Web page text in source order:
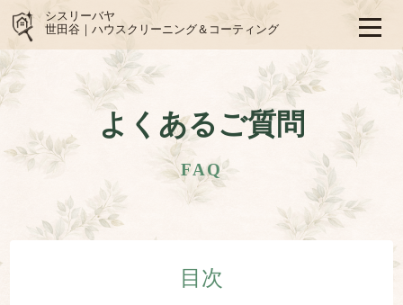
シスリーバヤ
世田谷｜ハウスクリーニング＆コーティング
よくあるご質問
FAQ
目次